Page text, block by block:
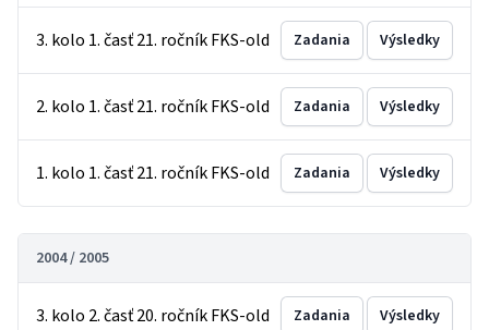
3. kolo 1. časť 21. ročník FKS-old Zadania Výsledky
2. kolo 1. časť 21. ročník FKS-old Zadania Výsledky
1. kolo 1. časť 21. ročník FKS-old Zadania Výsledky
2004 / 2005
3. kolo 2. časť 20. ročník FKS-old Zadania Výsledky